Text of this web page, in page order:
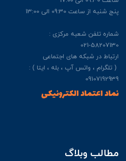
پنج شنبه از ساعت 09:30 الی 13:00
شماره تلفن شعبه مرکزی :
021-58207130
ارتباط در شبکه های اجتماعی
( تلگرام ، واتس آپ ، بله ، ایتا ) :
09107192939
نماد اعتماد الکترونیکی
مطالب وبلاگ